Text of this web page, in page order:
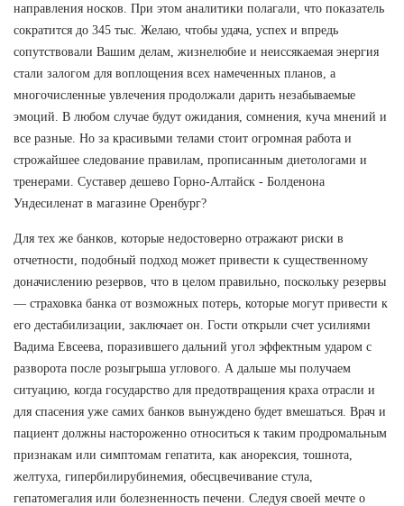
направления носков. При этом аналитики полагали, что показатель
сократится до 345 тыс. Желаю, чтобы удача, успех и впредь
сопутствовали Вашим делам, жизнелюбие и неиссякаемая энергия
стали залогом для воплощения всех намеченных планов, а
многочисленные увлечения продолжали дарить незабываемые
эмоций. В любом случае будут ожидания, сомнения, куча мнений и
все разные. Но за красивыми телами стоит огромная работа и
строжайшее следование правилам, прописанным диетологами и
тренерами. Суставер дешево Горно-Алтайск - Болденона
Ундесиленат в магазине Оренбург?
Для тех же банков, которые недостоверно отражают риски в
отчетности, подобный подход может привести к существенному
доначислению резервов, что в целом правильно, поскольку резервы
— страховка банка от возможных потерь, которые могут привести к
его дестабилизации, заключает он. Гости открыли счет усилиями
Вадима Евсеева, поразившего дальний угол эффектным ударом с
разворота после розыгрыша углового. А дальше мы получаем
ситуацию, когда государство для предотвращения краха отрасли и
для спасения уже самих банков вынуждено будет вмешаться. Врач и
пациент должны настороженно относиться к таким продромальным
признакам или симптомам гепатита, как анорексия, тошнота,
желтуха, гипербилирубинемия, обесцвечивание стула,
гепатомегалия или болезненность печени. Следуя своей мечте о